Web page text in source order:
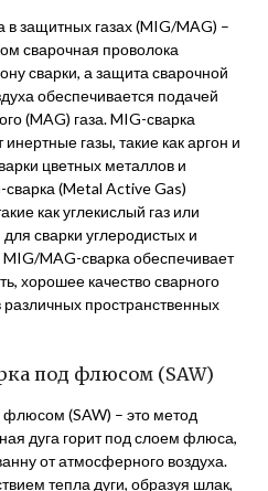
в защитных газах (MIG/MAG) –
сварочная проволока
сварки, а защита сварочной
обеспечивается подачей
(MAG) газа. MIG-сварка
газы, такие как аргон и
цветных металлов и
(Metal Active Gas)
как углекислый газ или
сварки углеродистых и
MAG-сварка обеспечивает
хорошее качество сварного
пространственных
под флюсом (SAW)
флюсом (SAW) – это метод
дуга горит под слоем флюса,
от атмосферного воздуха.
тепла дуги, образуя шлак,